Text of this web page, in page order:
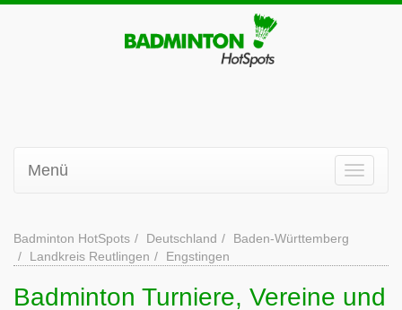
Menü
Badminton HotSpots Deutschland
Baden-Württemberg
Landkreis Reutlingen
Engstingen
Badminton Turniere, Vereine und